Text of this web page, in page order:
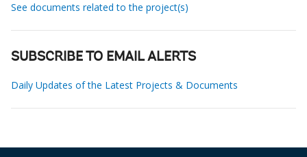
See documents related to the project(s)
SUBSCRIBE TO EMAIL ALERTS
Daily Updates of the Latest Projects & Documents